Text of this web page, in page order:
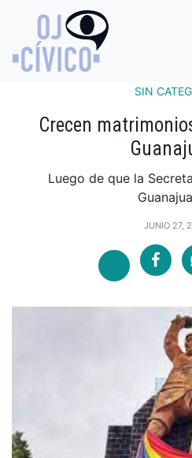
SIN
Crecen
Luego de que la
JUNIO 27,